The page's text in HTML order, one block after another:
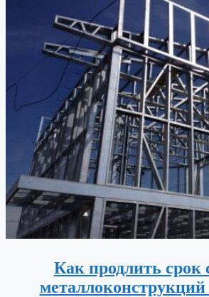
Как продлить срок